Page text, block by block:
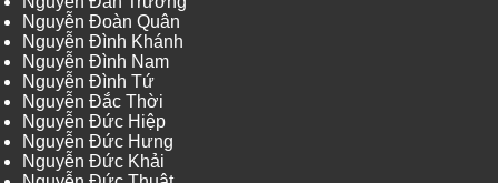
Nguyễn Đoàn Quân
Nguyễn Đình Khánh
Nguyễn Đình Nam
Nguyễn Đình Tứ
Nguyễn Đắc Thời
Nguyễn Đức Hiệp
Nguyễn Đức Hưng
Nguyễn Đức Khải